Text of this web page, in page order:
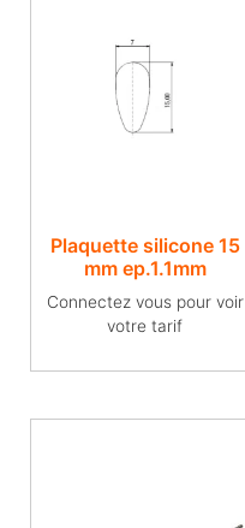
Plaquette silicone 15
mm ep.1.1mm
Connectez vous pour voir
votre tarif